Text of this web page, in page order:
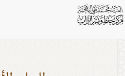
بطاقات: مجالس